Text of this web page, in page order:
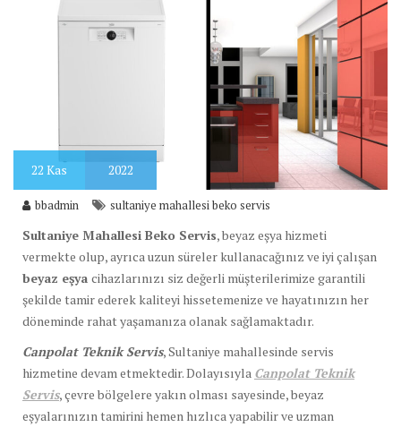
22 Kas 2022
bbadmin sultaniye mahallesi beko servis
Sultaniye Mahallesi Beko Servis, beyaz eşya hizmeti
vermekte olup, ayrıca uzun süreler kullanacağınız ve iyi çalışan
beyaz eşya cihazlarınızı siz değerli müşterilerimize garantili
şekilde tamir ederek kaliteyi hissetemenize ve hayatınızın her
döneminde rahat yaşamanıza olanak sağlamaktadır.
Canpolat Teknik Servis, Sultaniye mahallesinde servis
hizmetine devam etmektedir. Dolayısıyla Canpolat Teknik
Servis, çevre bölgelere yakın olması sayesinde, beyaz
eşyalarınızın tamirini hemen hızlıca yapabilir ve uzman